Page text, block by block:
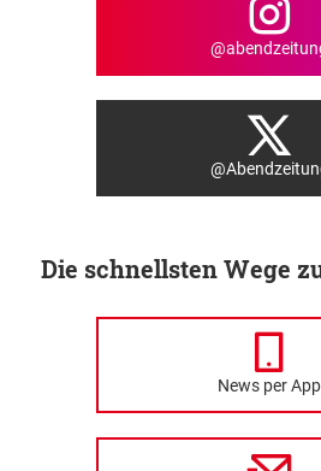
Die schnellsten Wege
News per App